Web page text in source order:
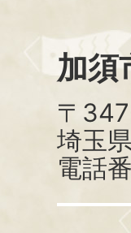
加須
〒
埼玉
電話